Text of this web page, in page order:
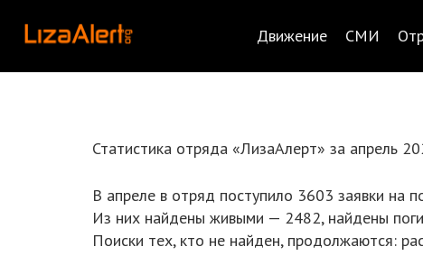
Движение СМИ
Статистика отряда «ЛизаАлерт» за апрель
В апреле в отряд поступило 3603 заявки на
Из них найдены живыми — 2482, найдены
Поиски тех, кто не найден, продолжаются: